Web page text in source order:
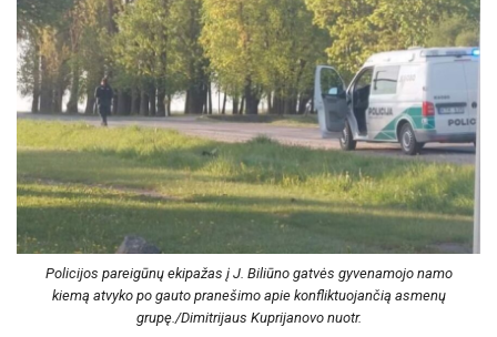
Policijos pareigūnų ekipažas į J. Biliūno gatvės gyvenamojo namo
kiemą atvyko po gauto pranešimo apie konfliktuojančią asmenų
grupę./Dimitrijaus Kuprijanovo nuotr.